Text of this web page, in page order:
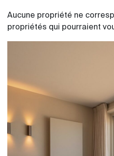
Aucune propriété ne
propriétés qui pourraient